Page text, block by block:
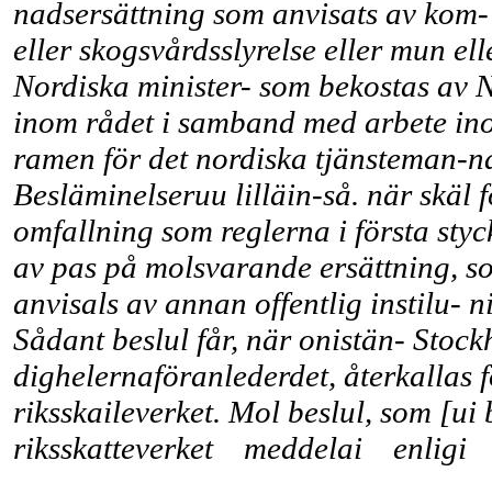
nadsersättning som anvisats av
eller skogsvårdsslyrelse eller mun
Nordiska minister- som bekostas av
inom rådet i samband med arbete
ramen för det nordiska tjänsteman-
Besläminelseruu lilläin-så. när skäl
omfallning som reglerna i första
av pas på molsvarande ersättning,
anvisals av annan offentlig instilu-
Sådant beslul får, när onistän-
dighelernaföranlederdet, återkallas
riksskaileverket. Mol beslul, som
riksskatteverket meddelai enligi